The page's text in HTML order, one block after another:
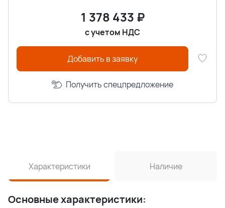
1 378 433 ₽
с учетом НДС
Добавить в заявку
Получить спецпредложение
Характеристики Наличие
Основные характеристики: